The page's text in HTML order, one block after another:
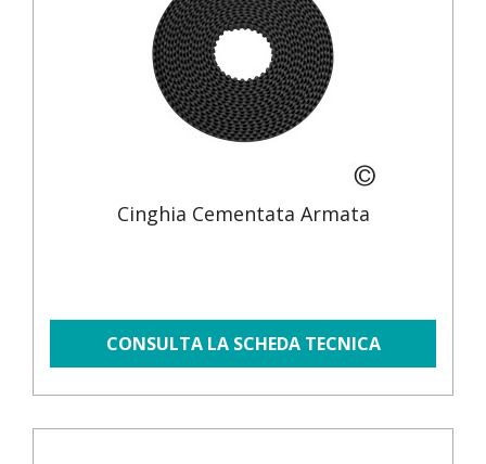
Cinghia Cementata Armata
CONSULTA LA SCHEDA TECNICA